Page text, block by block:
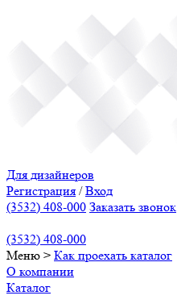
Для дизайнеров
Регистрация /Вход
(3532) 408-000 Заказать звонок
(3532) 408-000
Меню > Как проехать каталог
О компании
Каталог